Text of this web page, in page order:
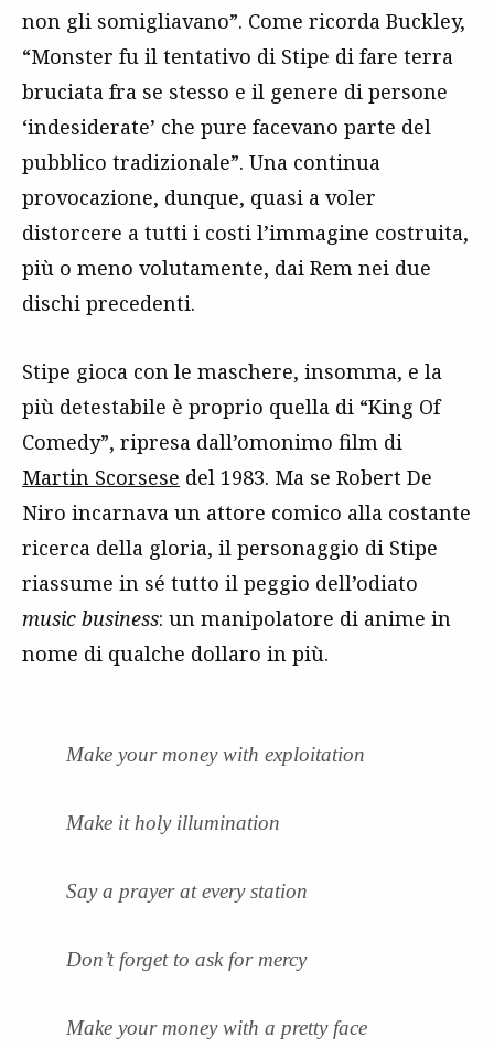
non gli somigliavano”. Come ricorda Buckley,
“Monster fu il tentativo di Stipe di fare terra
bruciata fra se stesso e il genere di persone
‘indesiderate’ che pure facevano parte del
pubblico tradizionale”. Una continua
provocazione, dunque, quasi a voler
distorcere a tutti i costi l’immagine costruita,
più o meno volutamente, dai Rem nei due
dischi precedenti.
Stipe gioca con le maschere, insomma, e la
più detestabile è proprio quella di “King Of
Comedy”, ripresa dall’omonimo film di
Martin Scorsese del 1983. Ma se Robert De
Niro incarnava un attore comico alla costante
ricerca della gloria, il personaggio di Stipe
riassume in sé tutto il peggio dell’odiato
music business: un manipolatore di anime in
nome di qualche dollaro in più.
Make your money with exploitation
Make it holy illumination
Say a prayer at every station
Don’t forget to ask for mercy
Make your money with a pretty face